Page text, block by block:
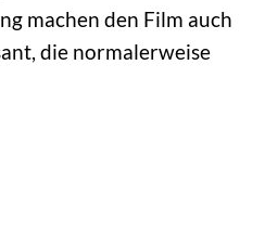
machen den Film auch
die normalerweise